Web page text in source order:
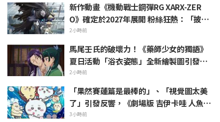
新作動畫《機動戰士鋼彈RG XARX-ZER
O》確定於2027年展開 粉絲狂熱：「披風
加上像野獸般的手臂！！」「主角機相當
帥氣」
2小時前
馬尾壬氏的破壞力！《藥師少女的獨語》
夏日活動「浴衣姿態」全新繪製圖引發
「心臟真的受不了一誰來救救我」、「應
該要刻成壁畫保存下來」
2小時前
「果然賽蓮篇是最棒的」、「視覺圖太美
了」引發反響，《劇場版 吉伊卡哇 人魚島
的秘密》於今日7月24日上映
3小時前